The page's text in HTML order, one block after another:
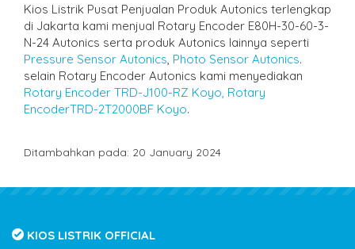
Kios Listrik Pusat Penjualan Produk Autonics terlengkap
di Jakarta kami menjual Rotary Encoder E80H-30-60-3-
N-24 Autonics serta produk Autonics lainnya seperti
Pressure Sensor Autonics Photo Sensor Autonics.
selain Rotary Encoder Autonics kami menyediakan
Rotary Encoder TRD-J100-RZ Koyo, Rotary
EncoderTRD-2T2000BF Koyo.
Ditambahkan pada: 20 January 2024
KIOS LISTRIK OFFICIAL